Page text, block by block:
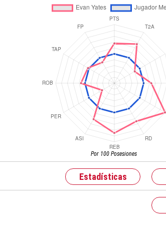
Por 100 Posesiones
Estadísticas